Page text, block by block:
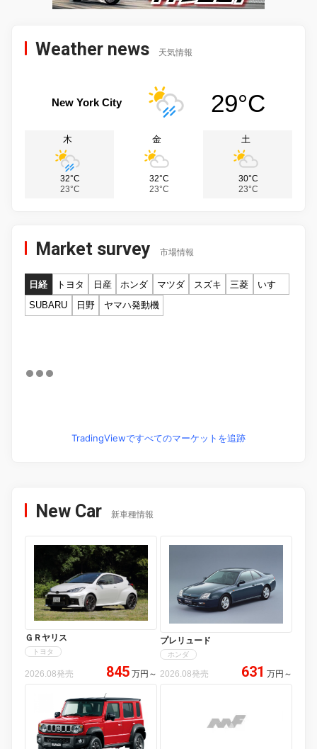
Weather news 天気情報
New York City 29°C
木
32°C
23°C
金
32°C
23°C
土
30°C
23°C
Market survey 市場情報
日経 トヨタ 日産 ホンダ マツダ スズキ 三菱
いすゞ
SUBARU
日野 ヤマハ発動機
TradingViewですべてのマーケットを追跡
New Car 新車種情報
ＧＲヤリス
トヨタ
2026.08発売 845 万円 ～
プレリュード
ホンダ
2026.08発売 631 万円 ～